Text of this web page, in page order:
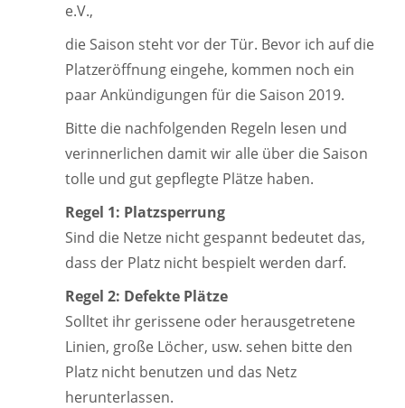
e.V.,
die Saison steht vor der Tür. Bevor ich auf die
Platzeröffnung eingehe, kommen noch ein
paar Ankündigungen für die Saison 2019.
Bitte die nachfolgenden Regeln lesen und
verinnerlichen damit wir alle über die Saison
tolle und gut gepflegte Plätze haben.
Regel 1: Platzsperrung
Sind die Netze nicht gespannt bedeutet das,
dass der Platz nicht bespielt werden darf.
Regel 2: Defekte Plätze
Solltet ihr gerissene oder herausgetretene
Linien, große Löcher, usw. sehen bitte den
Platz nicht benutzen und das Netz
herunterlassen.